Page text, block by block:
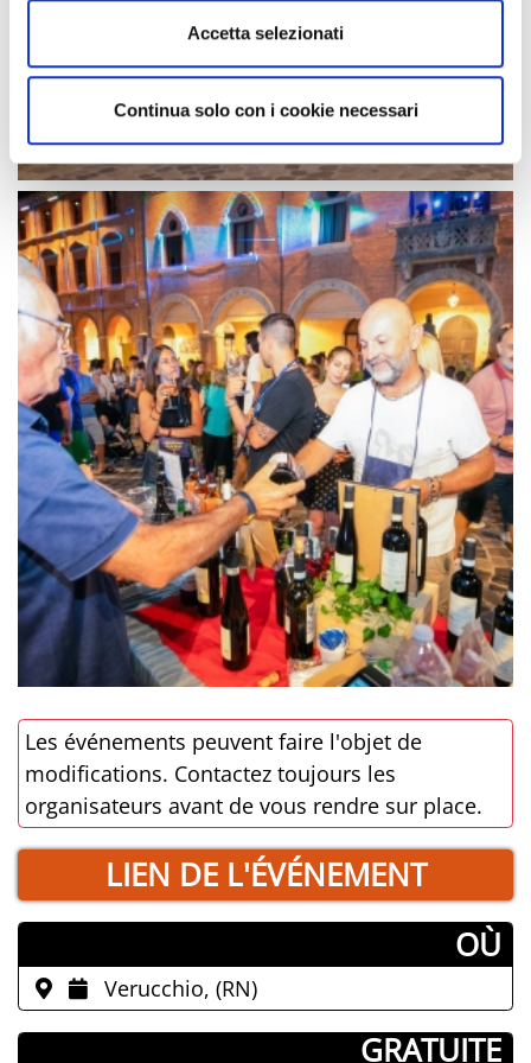
Accetta selezionati
Continua solo con i cookie necessari
Les événements peuvent faire l'objet de
modifications. Contactez toujours les
organisateurs avant de vous rendre sur place.
LIEN DE L'ÉVÉNEMENT
­OÙ
Verucchio, (RN)
­ GRATUITE